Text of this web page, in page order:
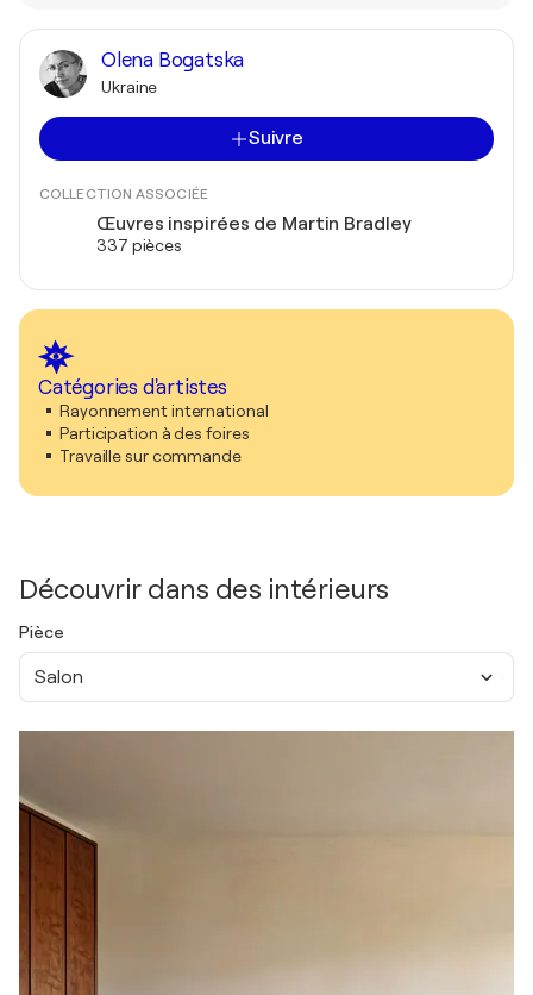
Olena Bogatska
Ukraine
Suivre
COLLECTION ASSOCIÉE
Œuvres inspirées de Martin Bradley
337 pièces
Catégories d'artistes
Rayonnement international
Participation à des foires
Travaille sur commande
Découvrir dans des intérieurs
Pièce
Salon